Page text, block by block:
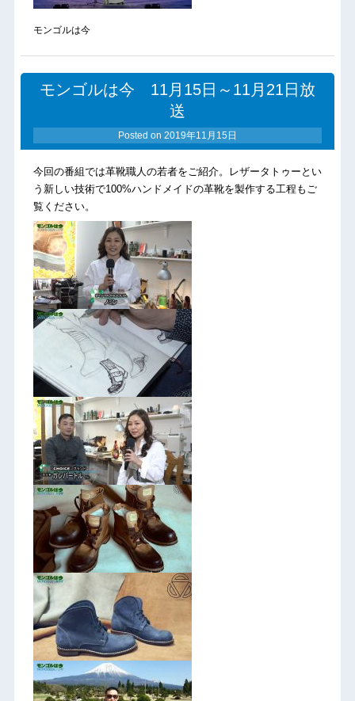
モンゴルは今
モンゴルは今 11月15日～11月21日放
送
Posted on 2019年11月15日
今回の番組では革靴職人の若者をご紹介。レザータトゥーとい
う新しい技術で100%ハンドメイドの革靴を製作する工程もご
覧ください。